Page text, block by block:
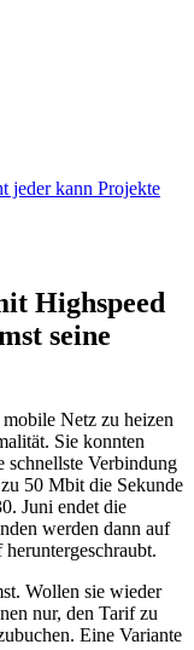
jeder kann Projekte
Highspeed
seine
Netz zu heizen
Sie konnten
Verbindung
50 Mbit die Sekunde
Juni endet die
werden dann auf
Wollen sie wieder
nur, den Tarif zu
Eine Variante